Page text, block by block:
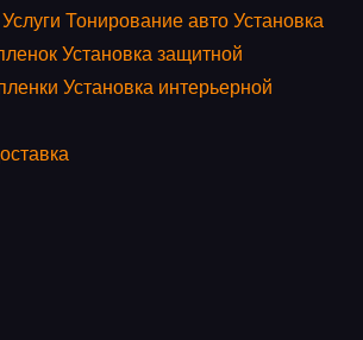
Услуги Тонирование авто Установка
Установка защитной
Установка интерьерной